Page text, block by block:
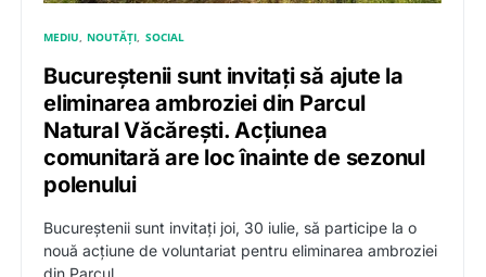
MEDIU NOUTĂȚI SOCIAL
Bucureștenii sunt invitați să ajute la
eliminarea ambroziei din Parcul
Natural Văcărești. Acțiunea
comunitară are loc înainte de sezonul
polenului
Bucureștenii sunt invitați joi, 30 iulie, să participe la o
nouă acțiune de voluntariat pentru eliminarea ambroziei
din Parcul…